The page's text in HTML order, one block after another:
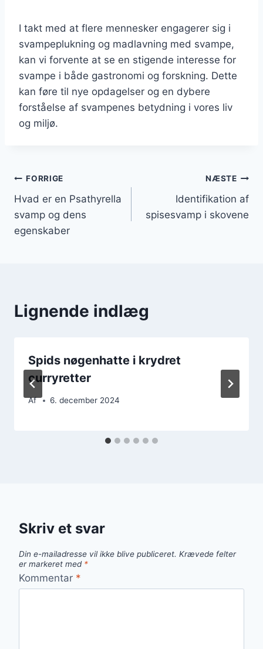
I takt med at flere mennesker engagerer sig i
svampeplukning og madlavning med svampe,
kan vi forvente at se en stigende interesse for
svampe i både gastronomi og forskning. Dette
kan føre til nye opdagelser og en dybere
forståelse af svampenes betydning i vores liv
og miljø.
Indlægsnavigation
FORRIGE
Hvad er en Psathyrella
svamp og dens
egenskaber
NÆSTE
Identifikation af
spisesvamp i skovene
Lignende indlæg
Spids nøgenhatte i krydret
curryretter
Af 6. december 2024
Skriv et svar
Din e-mailadresse vil ikke blive publiceret. Krævede felter
er markeret med *
Kommentar *